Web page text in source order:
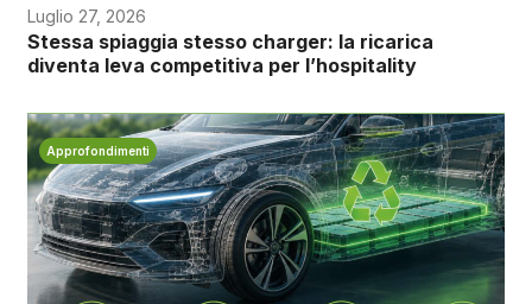
Luglio 27, 2026
Stessa spiaggia stesso charger: la ricarica
diventa leva competitiva per l’hospitality
Approfondimenti